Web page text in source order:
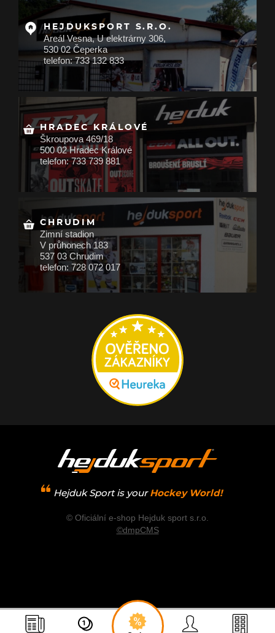
HEJDUKSPORT S.R.O.
Areál Vesna, U elektrárny 306,
530 02 Čeperka
telefon: 733 132 833
HRADEC KRÁLOVÉ
Škroupova 469/18
500 02 Hradec Králové
telefon: 733 739 881
CHRUDIM
Zimní stadion
V průhonech 183
537 03 Chrudim
telefon: 728 072 017
Hejduk Sport is your Hockey World!
© Oficiální e-shop Hejduk sport s.r.o.
©dmpCMS